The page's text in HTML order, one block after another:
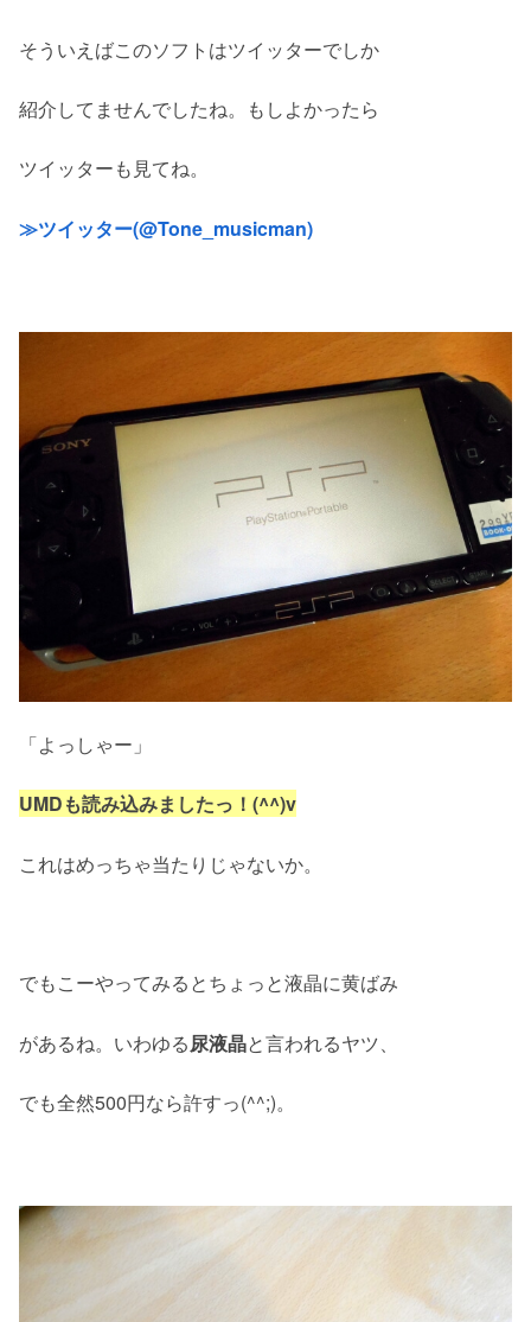
そういえばこのソフトはツイッターでしか
紹介してませんでしたね。もしよかったら
ツイッターも見てね。
≫ツイッター(@Tone_musicman)
「よっしゃー」
UMDも読み込みましたっ！(^^)v
これはめっちゃ当たりじゃないか。
でもこーやってみるとちょっと液晶に黄ばみ
があるね。いわゆる尿液晶と言われるヤツ、
でも全然500円なら許すっ(^^;)。